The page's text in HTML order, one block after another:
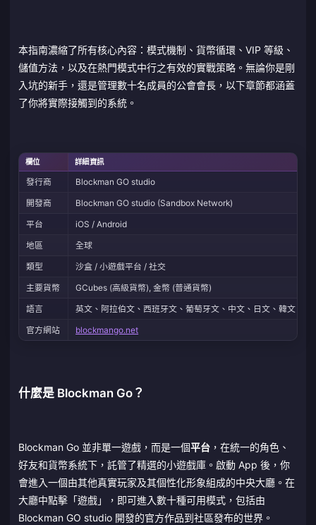
本指南濃縮了所有核心內容：模式機制、貨幣循環、VIP 等級、
儲值方法，以及在熱門模式中行之有效的實戰策略。無論你是剛
入坑的新手，還是管理數十名成員的公會會長，以下章節都涵蓋
了你將實際接觸到的系統。
欄位 詳細資訊
發行商
Blockman GO studio
開發商
Blockman GO studio (Sandbox Network)
平台
iOS / Android
地區
全球
類型
沙盒 / 小遊戲平台 / 社交
主要貨幣
GCubes (高級貨幣), 金幣 (普通貨幣)
語言
英文、阿拉伯文、西班牙文、葡萄牙文、中文、日文、韓文、
官方網站
blockmango.net
什麼是 Blockman Go？
Blockman Go 並非單一遊戲，而是一個平台 ，在統一的角色、
好友和貨幣系統下，託管了精選的小遊戲庫。啟動 App 後，你
會進入一個由其他真實玩家及其個性化形象組成的中央大廳。在
大廳中點擊「遊戲」，即可進入數十種可用模式，包括由
Blockman GO studio 開發的官方作品到社區發布的世界。